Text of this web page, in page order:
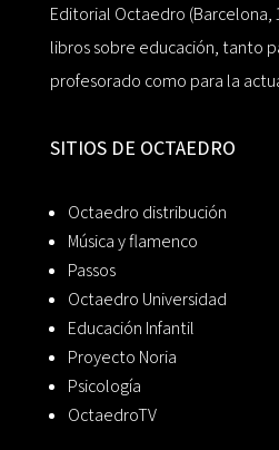
Editorial Octaedro (Barcelona,
libros sobre educación, tanto
profesorado como para la
SITIOS DE OCTAEDRO
Octaedro distribución
Música y flamenco
Passos
Octaedro Universidad
Educación Infantil
Proyecto Noria
Psicología
OctaedroTV